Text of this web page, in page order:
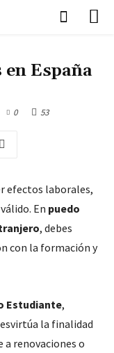
España
0 53
efectos laborales,
En puedo
, debes
con la formación y
Estudiante,
la finalidad
renovaciones o